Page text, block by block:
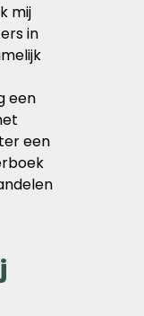
mij
in
een
een